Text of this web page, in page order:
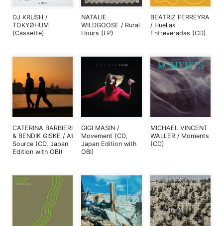
DJ KRUSH /
TOKYØHUM
(Cassette)
NATALIE
WILDGOOSE / Rural
Hours (LP)
BEATRIZ FERREYRA
/ Huellas
Entreveradas (CD)
CATERINA BARBIERI
& BENDIK GISKE / At
Source (CD, Japan
Edition with OBI)
GIGI MASIN /
Movement (CD,
Japan Edition with
OBI)
MICHAEL VINCENT
WALLER / Moments
(CD)